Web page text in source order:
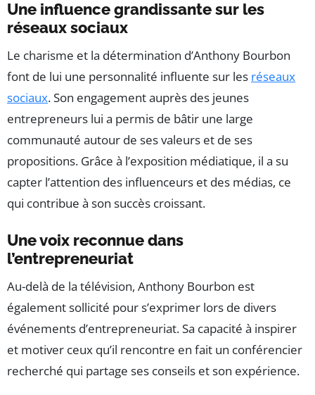
Une influence grandissante sur les
réseaux sociaux
Le charisme et la détermination d’Anthony Bourbon
font de lui une personnalité influente sur les réseaux
sociaux. Son engagement auprès des jeunes
entrepreneurs lui a permis de bâtir une large
communauté autour de ses valeurs et de ses
propositions. Grâce à l’exposition médiatique, il a su
capter l’attention des influenceurs et des médias, ce
qui contribue à son succès croissant.
Une voix reconnue dans
l’entrepreneuriat
Au-delà de la télévision, Anthony Bourbon est
également sollicité pour s’exprimer lors de divers
événements d’entrepreneuriat. Sa capacité à inspirer
et motiver ceux qu’il rencontre en fait un conférencier
recherché qui partage ses conseils et son expérience.